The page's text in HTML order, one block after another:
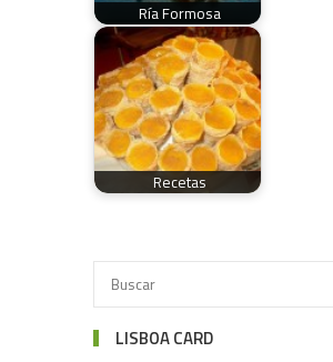
Ría Formosa
Recetas
LISBOA CARD